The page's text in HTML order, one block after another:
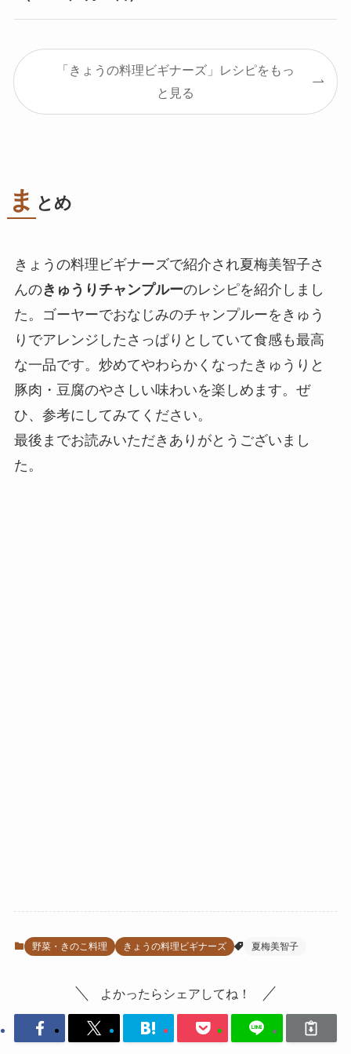
「きょうの料理ビギナーズ」レシピをもっ
と見る
ま とめ
きょうの料理ビギナーズで紹介され夏梅美智子さ
んのきゅうりチャンプルーのレシピを紹介しまし
た。ゴーヤーでおなじみのチャンプルーをきゅう
りでアレンジしたさっぱりとしていて食感も最高
な一品です。炒めてやわらかくなったきゅうりと
豚肉・豆腐のやさしい味わいを楽しめます。ぜ
ひ、参考にしてみてください。
最後までお読みいただきありがとうございまし
た。
野菜・きのこ料理 きょうの料理ビギナーズ 夏梅美智子
よかったらシェアしてね！